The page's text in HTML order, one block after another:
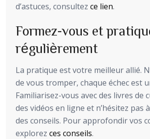
d’astuces, consultez ce lien.
Formez-vous et
régulièrement
La pratique est votre meilleur allié.
de vous tromper, chaque échec est
Familiarisez-vous avec des livres de
des vidéos en ligne et n’hésitez pas
des conseils. Pour approfondir vos
explorez ces conseils.